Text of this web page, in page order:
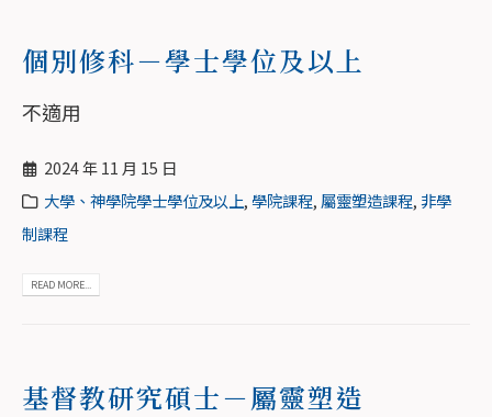
個別修科－學士學位及以上
不適用
2024 年 11 月 15 日
大學、神學院學士學位及以上, 學院課程,屬靈塑造課程,非學
制課程
READ MORE...
基督教研究碩士－屬靈塑造